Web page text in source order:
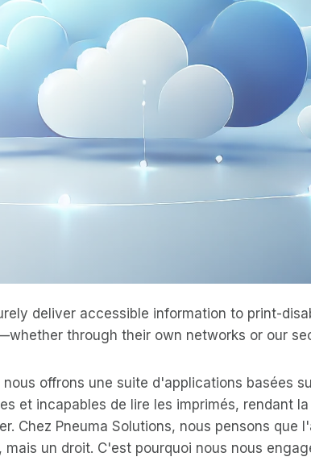
deliver accessible information to print-
through their own networks or our
offrons une suite d'applications basées
et incapables de lire les imprimés, rendant
Chez Pneuma Solutions, nous pensons que
un droit. C'est pourquoi nous nous